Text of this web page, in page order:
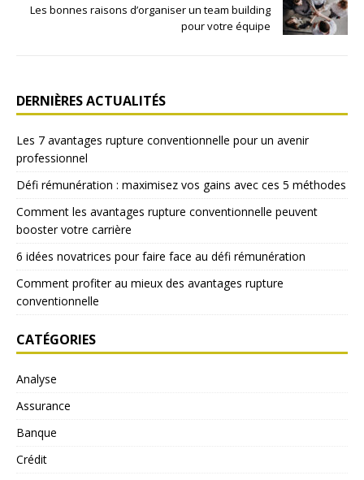
Les bonnes raisons d’organiser un team building
pour votre équipe
DERNIÈRES ACTUALITÉS
Les 7 avantages rupture conventionnelle pour un avenir
professionnel
Défi rémunération : maximisez vos gains avec ces 5 méthodes
Comment les avantages rupture conventionnelle peuvent
booster votre carrière
6 idées novatrices pour faire face au défi rémunération
Comment profiter au mieux des avantages rupture
conventionnelle
CATÉGORIES
Analyse
Assurance
Banque
Crédit